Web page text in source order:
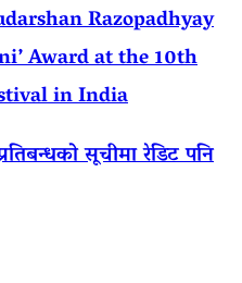
Razopadhyay
Award at the 10th
in India
सूचीमा रेडिट पनि